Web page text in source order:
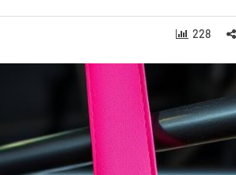
228